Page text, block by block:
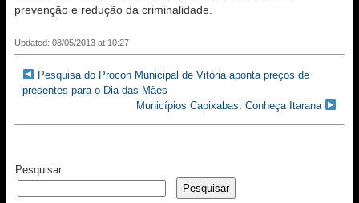
prevenção e redução da criminalidade.
Updated: 08/05/2013 at 10:27
Pesquisa do Procon Municipal de Vitória aponta preços de
presentes para o Dia das Mães
Municípios Capixabas: Conheça Itarana
Pesquisar
Pesquisar